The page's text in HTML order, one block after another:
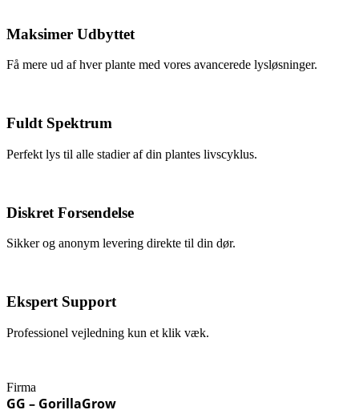
Maksimer Udbyttet
Få mere ud af hver plante med vores avancerede lysløsninger.
Fuldt Spektrum
Perfekt lys til alle stadier af din plantes livscyklus.
Diskret Forsendelse
Sikker og anonym levering direkte til din dør.
Ekspert Support
Professionel vejledning kun et klik væk.
Firma
GG – GorillaGrow